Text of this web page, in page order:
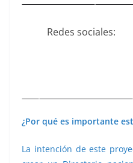
Redes sociales:
¿Por qué es importante
La intención de este